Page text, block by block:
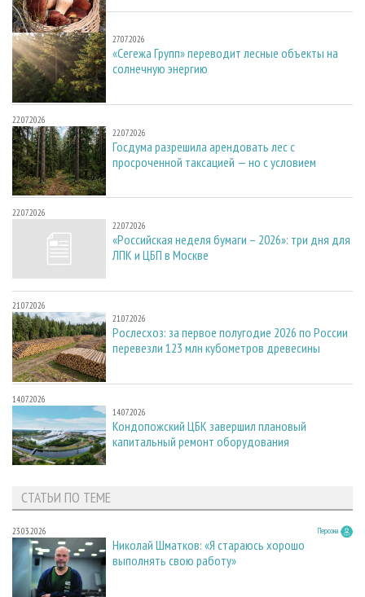
27.07.2026
27.07.2026
«Сегежа Групп» переводит лесные объекты на
солнечную энергию
22.07.2026
22.07.2026
Госдума разрешила арендовать лес с
просроченной таксацией — но с условием
22.07.2026
22.07.2026
«Российская неделя бумаги – 2026»: три дня для
ЛПК и ЦБП в Москве
21.07.2026
21.07.2026
Рослесхоз: за первое полугодие 2026 по России
перевезли 123 млн кубометров древесины
14.07.2026
14.07.2026
Кондопожский ЦБК завершил плановый
капитальный ремонт оборудования
СТАТЬИ ПО ТЕМЕ
23.03.2026 Персона
Николай Шматков: «Я стараюсь хорошо
выполнять свою работу»